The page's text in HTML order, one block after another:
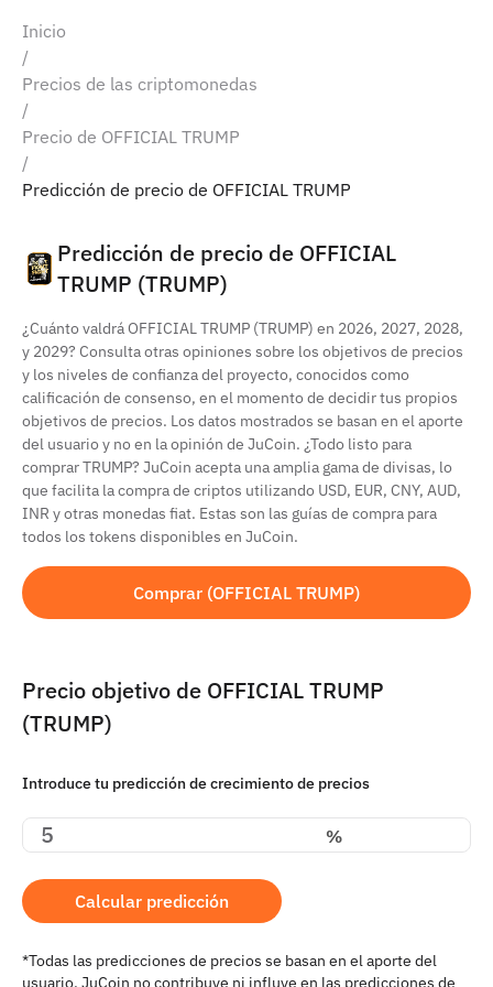
Inicio
/
Precios de las criptomonedas
/
Precio de OFFICIAL TRUMP
/
Predicción de precio de OFFICIAL TRUMP
Predicción de precio de OFFICIAL
TRUMP (TRUMP)
¿Cuánto valdrá OFFICIAL TRUMP (TRUMP) en 2026, 2027, 2028,
y 2029? Consulta otras opiniones sobre los objetivos de precios
y los niveles de confianza del proyecto, conocidos como
calificación de consenso, en el momento de decidir tus propios
objetivos de precios. Los datos mostrados se basan en el aporte
del usuario y no en la opinión de JuCoin. ¿Todo listo para
comprar TRUMP? JuCoin acepta una amplia gama de divisas, lo
que facilita la compra de criptos utilizando USD, EUR, CNY, AUD,
INR y otras monedas fiat. Estas son las guías de compra para
todos los tokens disponibles en JuCoin.
Comprar (OFFICIAL TRUMP)
Precio objetivo de OFFICIAL TRUMP
(TRUMP)
Introduce tu predicción de crecimiento de precios
%
Calcular predicción
*Todas las predicciones de precios se basan en el aporte del
usuario. JuCoin no contribuye ni influye en las predicciones de